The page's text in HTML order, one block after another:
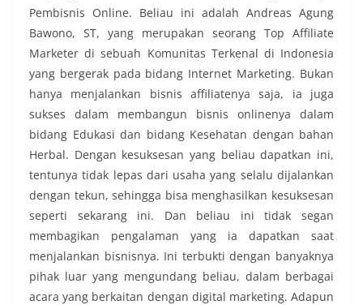
Pembisnis Online. Beliau ini adalah Andreas Agung
Bawono, ST, yang merupakan seorang Top Affiliate
Marketer di sebuah Komunitas Terkenal di Indonesia
yang bergerak pada bidang Internet Marketing. Bukan
hanya menjalankan bisnis affiliatenya saja, ia juga
sukses dalam membangun bisnis onlinenya dalam
bidang Edukasi dan bidang Kesehatan dengan bahan
Herbal. Dengan kesuksesan yang beliau dapatkan ini,
tentunya tidak lepas dari usaha yang selalu dijalankan
dengan tekun, sehingga bisa menghasilkan kesuksesan
seperti sekarang ini. Dan beliau ini tidak segan
membagikan pengalaman yang ia dapatkan saat
menjalankan bisnisnya. Ini terbukti dengan banyaknya
pihak luar yang mengundang beliau, dalam berbagai
acara yang berkaitan dengan digital marketing. Adapun